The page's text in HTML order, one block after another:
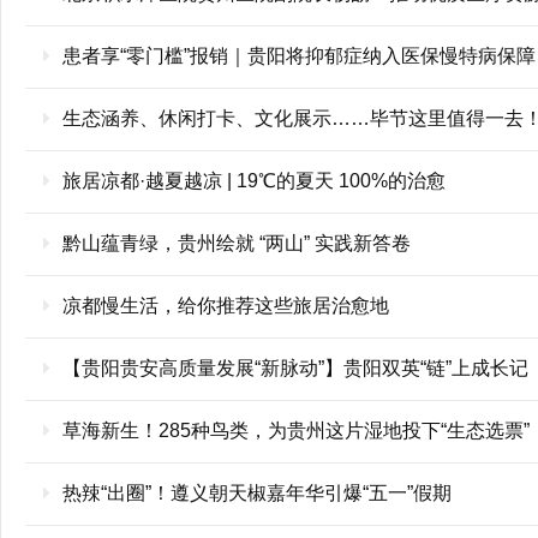
患者享“零门槛”报销｜贵阳将抑郁症纳入医保慢特病保障
生态涵养、休闲打卡、文化展示……毕节这里值得一去
旅居凉都·越夏越凉 | 19℃的夏天 100%的治愈
黔山蕴青绿，贵州绘就 “两山” 实践新答卷
凉都慢生活，给你推荐这些旅居治愈地
【贵阳贵安高质量发展“新脉动”】贵阳双英“链”上成长记
草海新生！285种鸟类，为贵州这片湿地投下“生态选票”
热辣“出圈”！遵义朝天椒嘉年华引爆“五一”假期